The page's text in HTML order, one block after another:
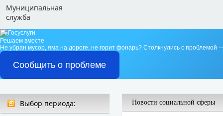
Муниципальная
служба
Решаем вместе
Не убран мусор, яма на дороге, не горит фонарь? Столкнулись с проблемой
Сообщить о проблеме
Выбор периода: Новости социальной сферы